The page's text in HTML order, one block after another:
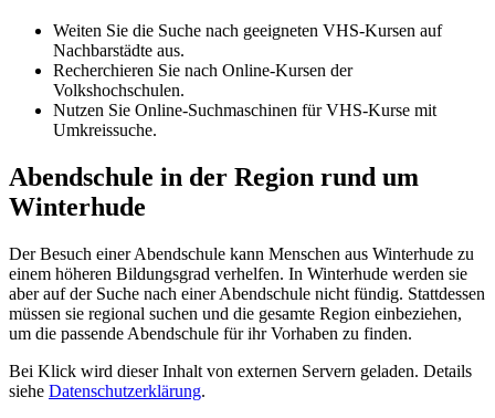
Weiten Sie die Suche nach geeigneten VHS-Kursen auf
Nachbarstädte aus.
Recherchieren Sie nach Online-Kursen der
Volkshochschulen.
Nutzen Sie Online-Suchmaschinen für VHS-Kurse mit
Umkreissuche.
Abendschule in der Region rund um
Winterhude
Der Besuch einer Abendschule kann Menschen aus Winterhude zu
einem höheren Bildungsgrad verhelfen. In Winterhude werden sie
aber auf der Suche nach einer Abendschule nicht fündig. Stattdessen
müssen sie regional suchen und die gesamte Region einbeziehen,
um die passende Abendschule für ihr Vorhaben zu finden.
Bei Klick wird dieser Inhalt von externen Servern geladen. Details
siehe Datenschutzerklärung.